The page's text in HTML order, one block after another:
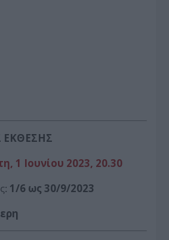
ΕΚΘΕΣΗΣ
1 Ιουνίου 2023, 20.30
1/6 ως 30/9/2023